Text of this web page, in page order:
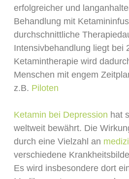
erfolgreicher und
Behandlung mit
durchschnittliche
Intensivbehandlung liegt bei
Ketamintherapie wird
Menschen mit engem
z.B. Piloten
Ketamin bei Depression hat
weltweit bewährt. Die
durch eine Vielzahl an
verschiedene
Es wird insbesondere dort